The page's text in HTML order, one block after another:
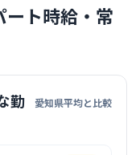
ト時給・常
勤
愛知県平均と比較